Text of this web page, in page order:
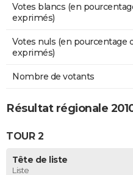
Votes blancs (en
exprimés)
Votes nuls (en pourcentage
exprimés)
Nombre de votants
Résultat régionale
TOUR 2
Tête de liste
Liste